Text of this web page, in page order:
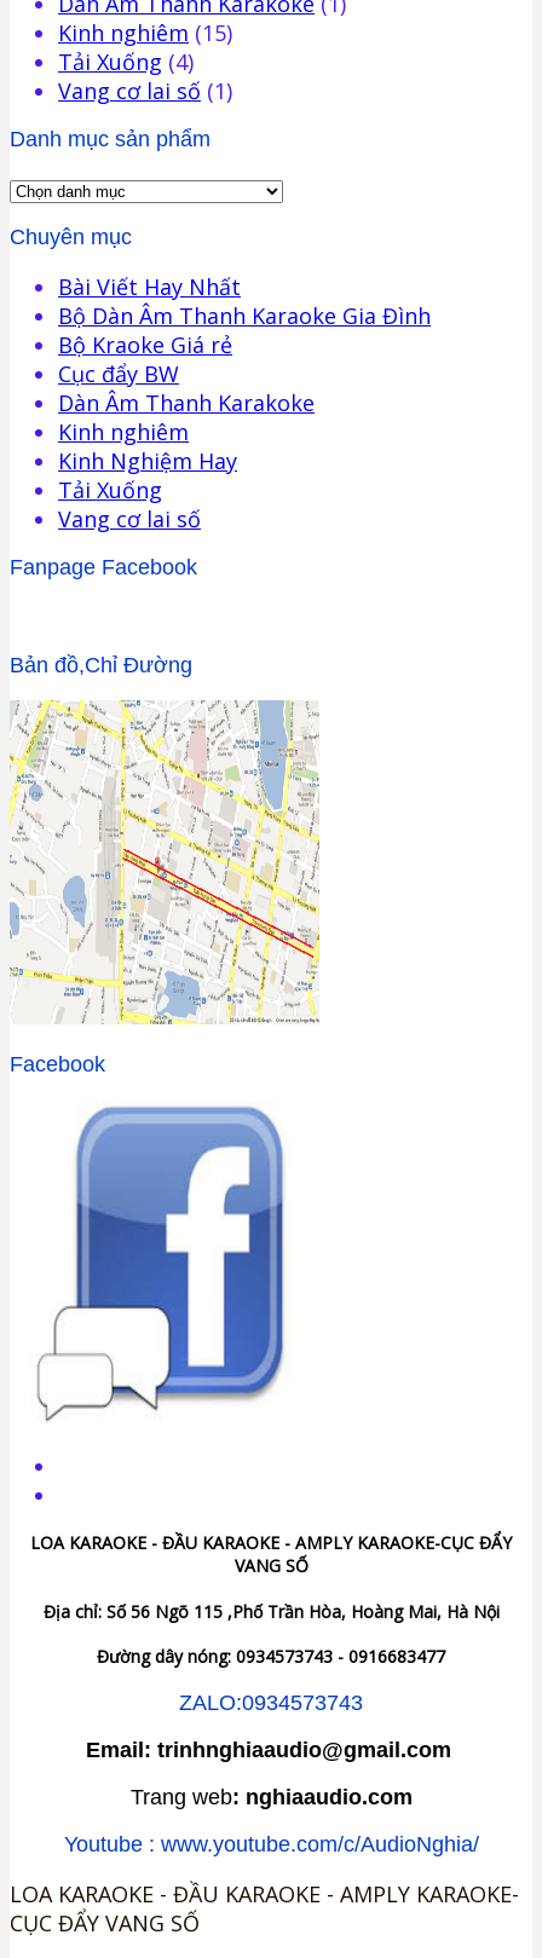
Kinh nghiêm (15)
Tải Xuống (4)
Vang cơ lai số (1)
Danh mục sản phẩm
Chuyên mục
Bài Viết Hay Nhất
Bộ Dàn Âm Thanh Karaoke Gia Đình
Bộ Kraoke Giá rẻ
Cục đẩy BW
Dàn Âm Thanh Karakoke
Kinh nghiêm
Kinh Nghiệm Hay
Tải Xuống
Vang cơ lai số
Fanpage Facebook
Bản đồ,Chỉ Đường
Facebook
LOA KARAOKE - ĐẦU KARAOKE - AMPLY KARAOKE-CỤC ĐẨY
VANG SỐ
Địa chỉ: Số 56 Ngõ 115 ,Phố Trần Hòa, Hoàng Mai, Hà Nội
Đường dây nóng: 0934573743 - 0916683477
ZALO:0934573743
Email: trinhnghiaaudio@gmail.com
Trang web: nghiaaudio.com
Youtube : www.youtube.com/c/AudioNghia/
LOA KARAOKE - ĐẦU KARAOKE - AMPLY KARAOKE-
CỤC ĐẨY VANG SỐ